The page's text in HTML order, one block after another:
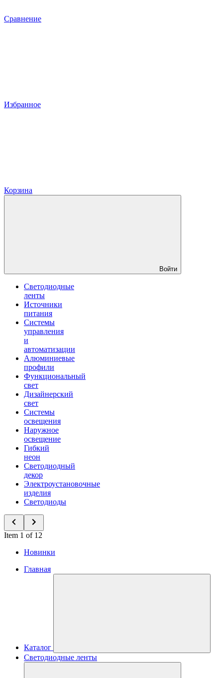
Сравнение
Избранное
Корзина
Войти
Светодиодные
ленты
Источники
питания
Системы
управления
и
автоматизации
Алюминиевые
профили
Функциональный
свет
Дизайнерский
свет
Системы
освещения
Наружное
освещение
Гибкий
неон
Светодиодный
декор
Электроустановочные
изделия
Светодиоды
Item 1 of 12
Новинки
Главная
Каталог
Светодиодные ленты